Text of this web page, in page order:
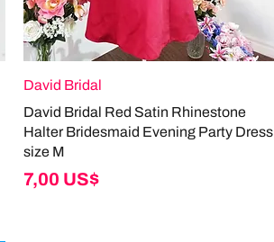
David Bridal
David Bridal Red Satin Rhinestone
Halter Bridesmaid Evening Party Dress
size M
Giá
7,00 US$